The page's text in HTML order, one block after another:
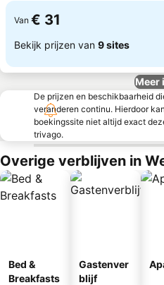
Van € 31
Bekijk prijzen van 9 sites
Meer
De prijzen en beschikbaarheid
veranderen continu. Hierdoor
boekingssite niet altijd exact
trivago.
Overige verblijven in
Bed &
Breakfasts
Gastenver
blijf